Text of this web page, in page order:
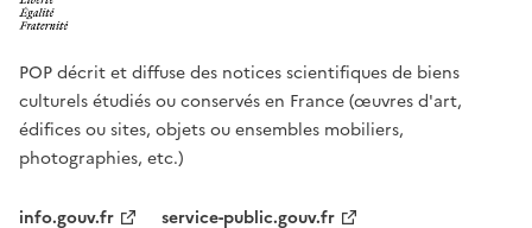
POP décrit et diffuse des notices scientifiques de biens
culturels étudiés ou conservés en France (œuvres d'art,
édifices ou sites, objets ou ensembles mobiliers,
photographies, etc.)
info.gouv.fr service-public.gouv.fr